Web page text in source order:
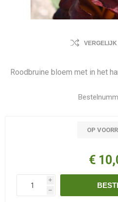
Roodbruine bloem met in het
OP
€
i
h